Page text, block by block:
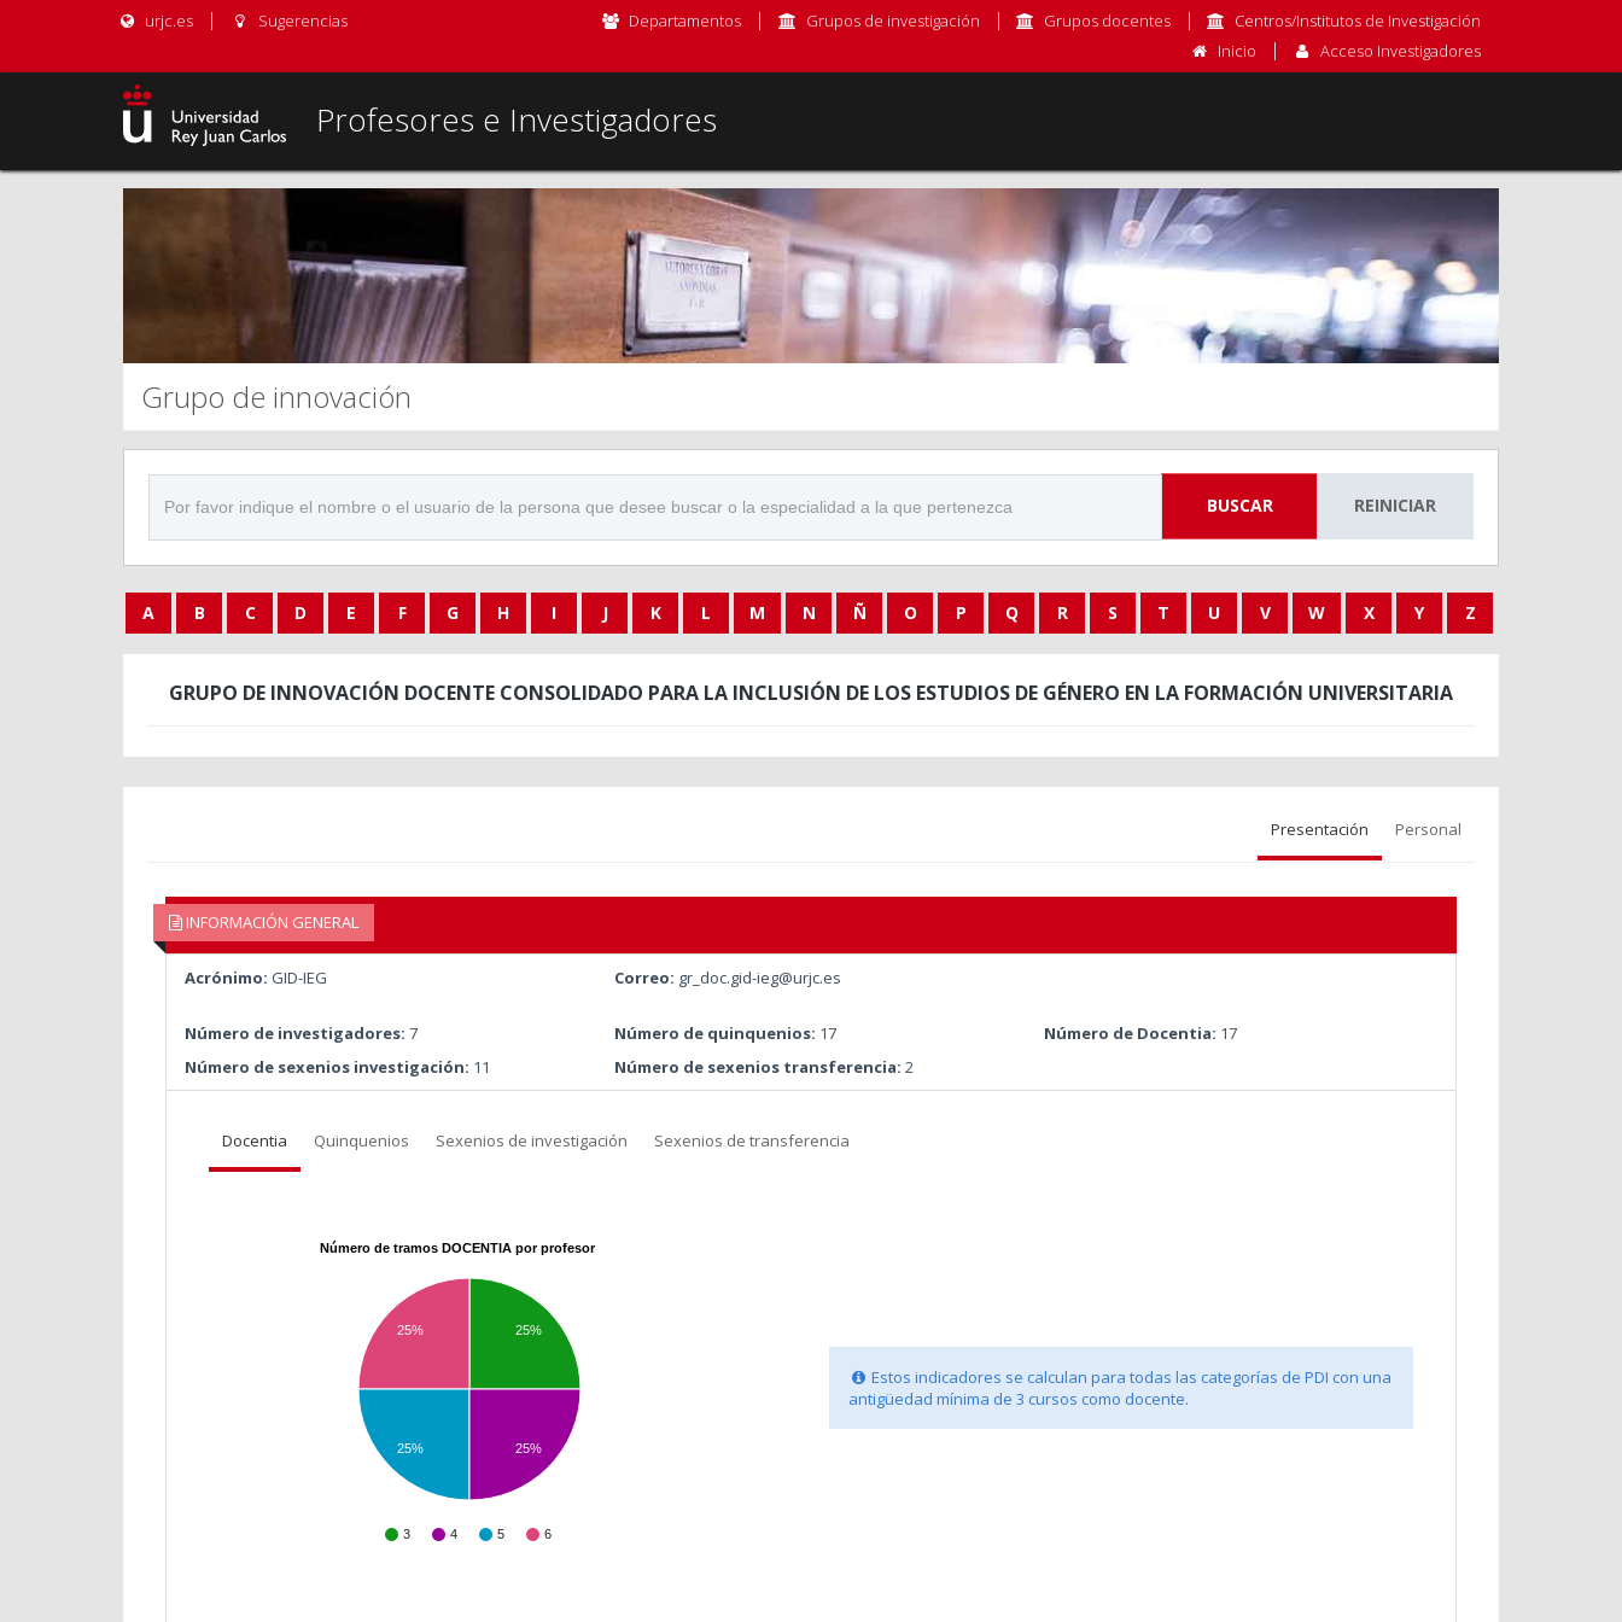
urjc.es Sugerencias Departamentos Grupos de investigación Grupos docentes
Centros/Institutos de Investigación
Inicio
Acceso Investigadores
Profesores e Investigadores
Grupo de innovación
BUSCAR REINICIAR
A B C D E F G H I J K L M N Ñ O P Q R S T U V W X Y Z
GRUPO DE INNOVACIÓN DOCENTE CONSOLIDADO PARA LA INCLUSIÓN DE LOS ESTUDIOS DE GÉNERO EN LA FORMACIÓN UNIVERSITARIA
Presentación Personal
INFORMACIÓN GENERAL
Acrónimo: GID-IEG Correo: gr_doc.gid-ieg@urjc.es
Número de investigadores: 7 Número de quinquenios: 17 Número de Docentia: 17
Número de sexenios investigación: 11 Número de sexenios transferencia: 2
Docentia Quinquenios Sexenios de investigación Sexenios de transferencia
Número de tramos DOCENTIA por profesor
3 4 5 6
25%
25%
25% 25%
Estos indicadores se calculan para todas las categorías de PDI con una
antigüedad mínima de 3 cursos como docente.